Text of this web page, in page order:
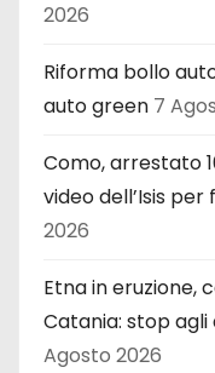
2026
Riforma bollo
auto green 7
Como, arrestato
video dell’Isis
2026
Etna in eruzione,
Catania: stop agli
Agosto 2026